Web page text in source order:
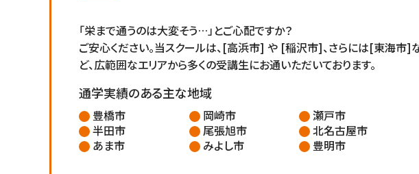
「栄まで通うのは大変そう…」とご心配ですか？
ご安心ください。当スクールは、[高浜市] や [稲沢市]、さらには[東海市]
ど、広範囲なエリアから多くの受講生にお通いただいております。
通学実績のある主な地域
豊橋市 岡崎市
瀬戸市
半田市
尾張旭市
北名古屋市
あま市
みよし市 豊明市